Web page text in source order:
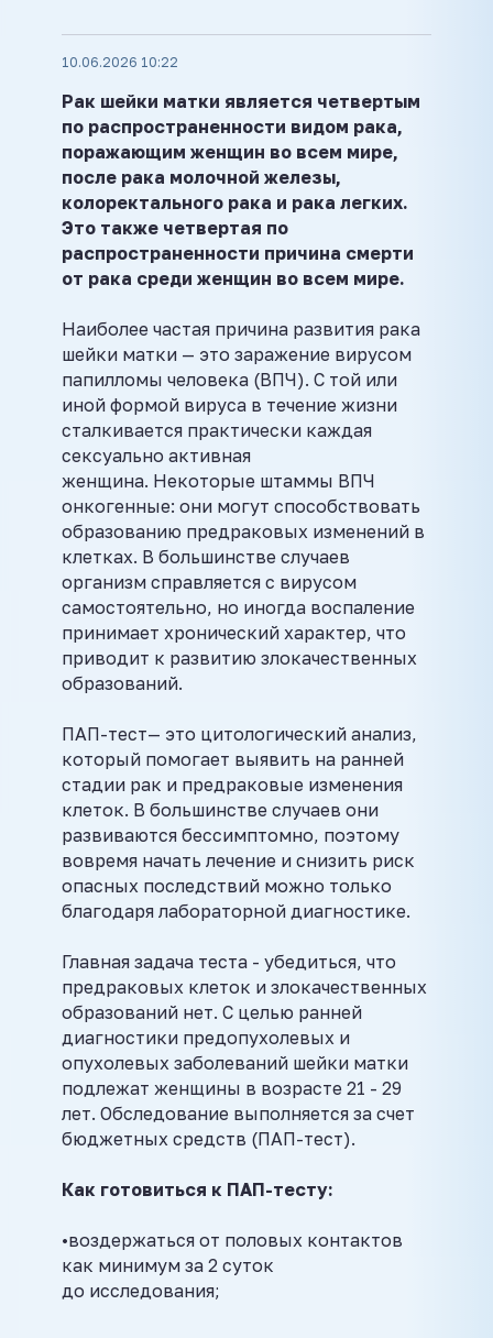
10.06.2026 10:22
Рак шейки матки является четвертым
по распространенности видом рака,
поражающим женщин во всем мире,
после рака молочной железы,
колоректального рака и рака легких.
Это также четвертая по
распространенности причина смерти
от рака среди женщин во всем мире.
Наиболее частая причина развития рака
шейки матки — это заражение вирусом
папилломы человека (ВПЧ). С той или
иной формой вируса в течение жизни
сталкивается практически каждая
сексуально активная
женщина. Некоторые штаммы ВПЧ
онкогенные: они могут способствовать
образованию предраковых изменений в
клетках. В большинстве случаев
организм справляется с вирусом
самостоятельно, но иногда воспаление
принимает хронический характер, что
приводит к развитию злокачественных
образований.
ПАП-тест— это цитологический анализ,
который помогает выявить на ранней
стадии рак и предраковые изменения
клеток. В большинстве случаев они
развиваются бессимптомно, поэтому
вовремя начать лечение и снизить риск
опасных последствий можно только
благодаря лабораторной диагностике.
Главная задача теста - убедиться, что
предраковых клеток и злокачественных
образований нет. С целью ранней
диагностики предопухолевых и
опухолевых заболеваний шейки матки
подлежат женщины в возрасте 21 - 29
лет. Обследование выполняется за счет
бюджетных средств (ПАП-тест).
Как готовиться к ПАП-тесту:
•воздержаться от половых контактов
как минимум за 2 суток
до исследования;